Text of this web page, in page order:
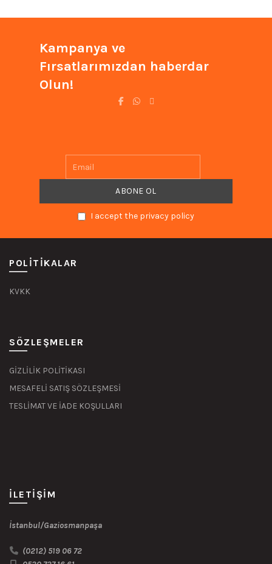
Kampanya ve
Fırsatlarımızdan haberdar
Olun!
I accept the privacy policy
POLITIKALAR
KVKK
SÖZLEŞMELER
GİZLİLİK POLİTİKASI
MESAFELİ SATIŞ SÖZLEŞMESİ
TESLİMAT VE İADE KOŞULLARI
İLETIŞIM
İstanbul/Gaziosmanpaşa
(0212) 519 06 72